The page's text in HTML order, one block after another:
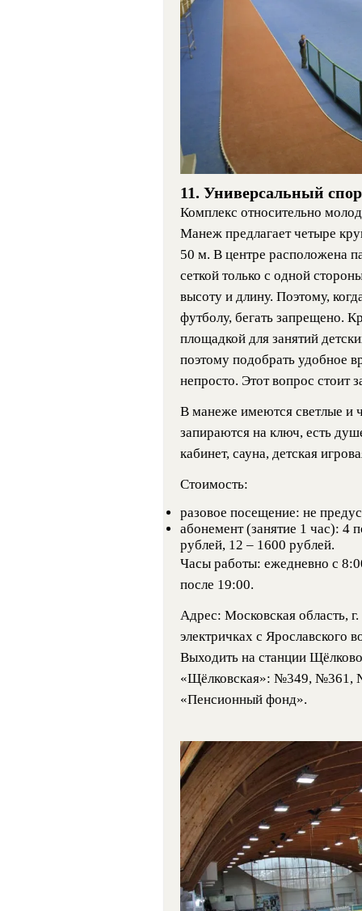
11. Универсальный
Комплекс относительно
Манеж предлагает четыре
50 м. В центре расположена
сеткой только с одной
высоту и длину. Поэтому,
футболу, бегать запрещено.
площадкой для занятий
поэтому подобрать удобное
непросто. Этот вопрос стоит
В манеже имеются светлые и
запираются на ключ, есть
кабинет, сауна, детская
Стоимость:
разовое посещение: не
абонемент (занятие 1 час): 4
рублей, 12 – 1600 рублей.
Часы работы: ежедневно с
после 19:00.
Адрес: Московская область,
электричках с Ярославского
Выходить на станции
«Щёлковская»: №349, №361,
«Пенсионный фонд».